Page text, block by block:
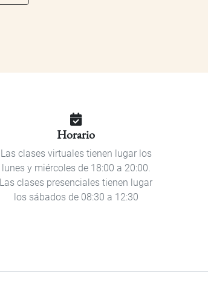
Horario
Las clases virtuales tienen lugar los
lunes y miércoles de 18:00 a 20:00.
Las clases presenciales tienen lugar
los sábados de 08:30 a 12:30